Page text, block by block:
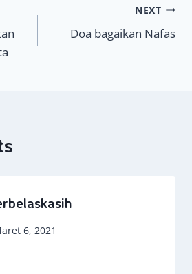
NEXT
Doa bagaikan Nafas
6, 2021